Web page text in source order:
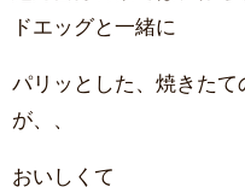
ドエッグと一緒に
パリッとした、焼きた
が、、
おいしくて